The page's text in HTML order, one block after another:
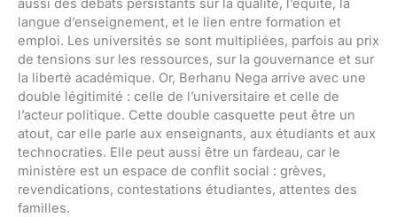
aussi des débats persistants sur la qualité, l’équité, la
langue d’enseignement, et le lien entre formation et
emploi. Les universités se sont multipliées, parfois au prix
de tensions sur les ressources, sur la gouvernance et sur
la liberté académique. Or, Berhanu Nega arrive avec une
double légitimité : celle de l’universitaire et celle de
l’acteur politique. Cette double casquette peut être un
atout, car elle parle aux enseignants, aux étudiants et aux
technocraties. Elle peut aussi être un fardeau, car le
ministère est un espace de conflit social : grèves,
revendications, contestations étudiantes, attentes des
familles.